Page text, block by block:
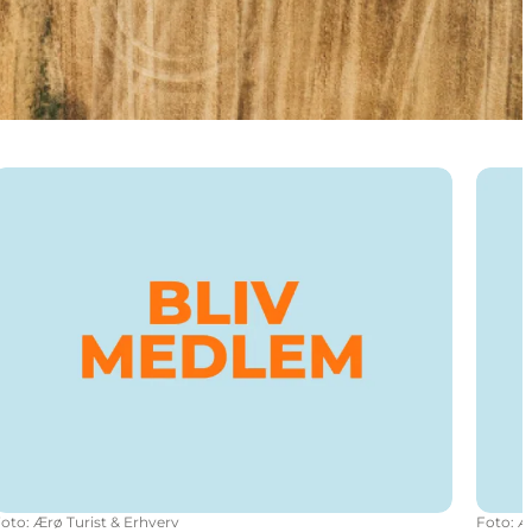
: Ærø Turist & Erhverv Foto: